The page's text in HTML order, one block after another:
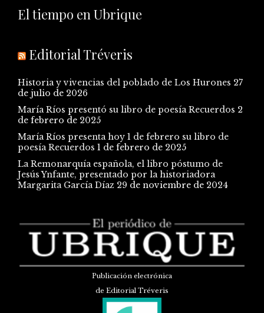
El tiempo en Ubrique
Editorial Tréveris
Historia y vivencias del poblado de Los Hurones 27
de julio de 2026
María Ríos presentó su libro de poesía Recuerdos 2
de febrero de 2025
María Ríos presenta hoy 1 de febrero su libro de
poesía Recuerdos 1 de febrero de 2025
La Remonarquía española, el libro póstumo de
Jesús Ynfante, presentado por la historiadora
Margarita García Díaz 29 de noviembre de 2024
Publicación electrónica
de Editorial Tréveris